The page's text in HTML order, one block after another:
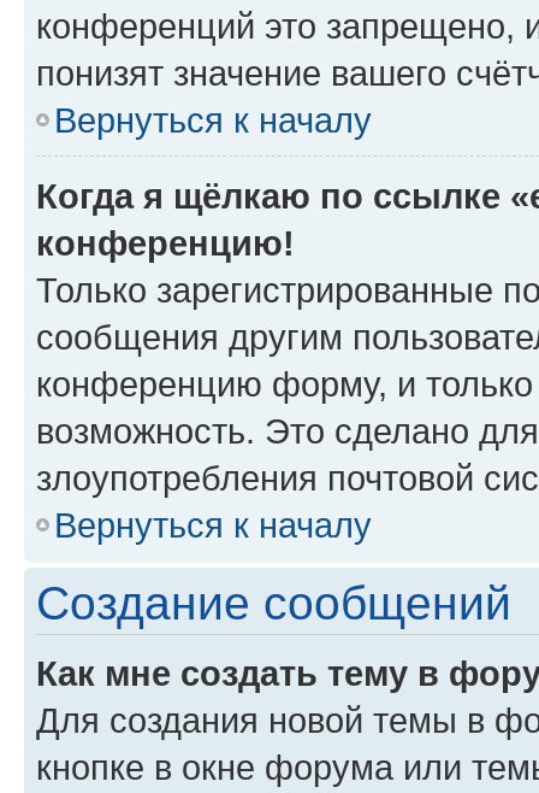
конференций это запрещено,
понизят значение вашего
Вернуться к началу
Когда я щёлкаю по ссылке
конференцию!
Только зарегистрированные
сообщения другим
конференцию форму, и
возможность. Это сделано
злоупотребления почтовой
Вернуться к началу
Создание сообщений
Как мне создать тему в
Для создания новой темы в
кнопке в окне форума или